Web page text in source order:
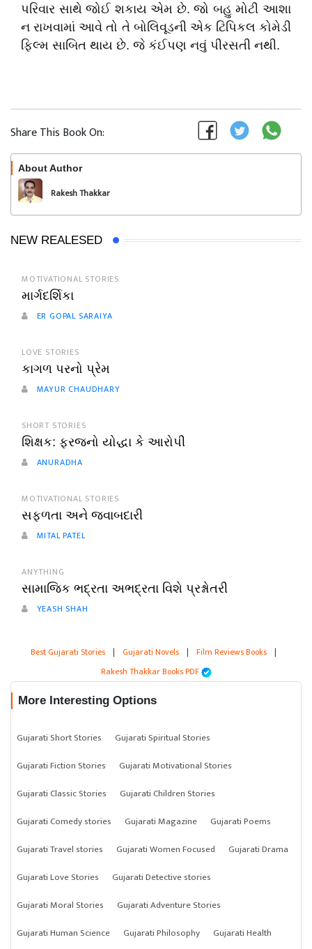
પરિવાર સાથે જોઈ શકાય એમ છે. જો બહુ મોટી આશા
ન રાખવામાં આવે તો તે બોલિવૂડની એક ટિપિકલ કોમેડી
ફિલ્મ સાબિત થાય છે. જે કંઈપણ નવું પીરસતી નથી.
Share This Book On:
About Author
Rakesh Thakkar
NEW REALESED
MOTIVATIONAL STORIES
માર્ગદર્શિકા
ER GOPAL SARAIYA
LOVE STORIES
કાગળ પરનો પ્રેમ
MAYUR CHAUDHARY
SHORT STORIES
શિક્ષક: ફરજનો યોદ્ધા કે આરોપી
ANURADHA
MOTIVATIONAL STORIES
સફળતા અને જવાબદારી
MITAL PATEL
ANYTHING
સામાજિક ભદ્રતા અભદ્રતા વિશે પ્રશ્નોતરી
YEASH SHAH
Best Gujarati Stories | Gujarati Novels | Film Reviews Books |
Rakesh Thakkar Books PDF
More Interesting Options
Gujarati Short Stories
Gujarati Spiritual Stories
Gujarati Fiction Stories
Gujarati Motivational Stories
Gujarati Classic Stories
Gujarati Children Stories
Gujarati Comedy stories
Gujarati Magazine
Gujarati Poems
Gujarati Travel stories
Gujarati Women Focused
Gujarati Drama
Gujarati Love Stories
Gujarati Detective stories
Gujarati Moral Stories
Gujarati Adventure Stories
Gujarati Human Science
Gujarati Philosophy
Gujarati Health